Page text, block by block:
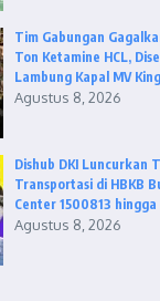
Tim Gabungan
Ton Ketamine HCL,
Lambung Kapal MV
Agustus 8, 2026
Dishub DKI Luncurkan
Transportasi di HBKB
Center 1500813
Agustus 8, 2026